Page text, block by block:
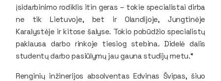
įsidarbinimo rodiklis itin geras – tokie specialistai dirba
ne tik Lietuvoje, bet ir Olandijoje, Jungtinėje
Karalystėje ir kitose šalyse. Tokio pobūdžio specialistų
paklausa darbo rinkoje tiesiog stebina. Didelė dalis
studentų darbo pasiūlymų jau gauna studijų metu.“
Renginių inžinerijos absolventas Edvinas Švipas, šiuo